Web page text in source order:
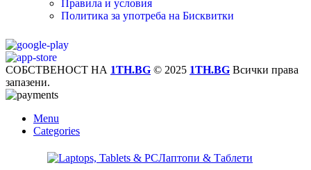
Правила и условия
Политика за употреба на Бисквитки
СОБСТВЕНОСТ НА 1TH.BG © 2025 1TH.BG Всички права
запазени.
Menu
Categories
Лаптопи & Таблети